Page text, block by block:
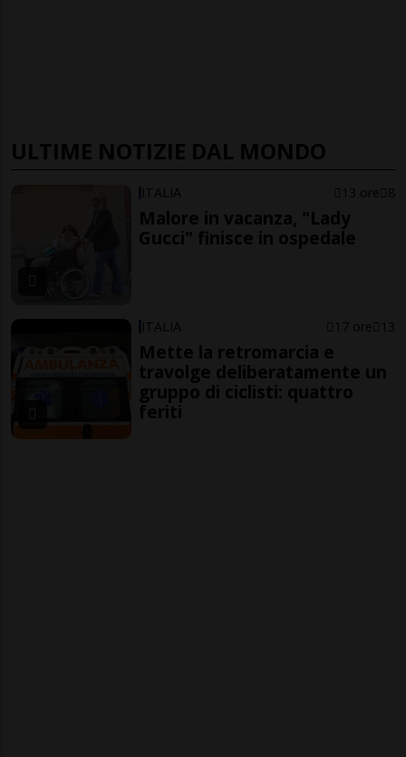
ULTIME NOTIZIE DAL MONDO
ITALIA 13 ore 8
Malore in vacanza, "Lady
Gucci" finisce in ospedale
ITALIA 17 ore 13
Mette la retromarcia e
travolge deliberatamente un
gruppo di ciclisti: quattro
feriti